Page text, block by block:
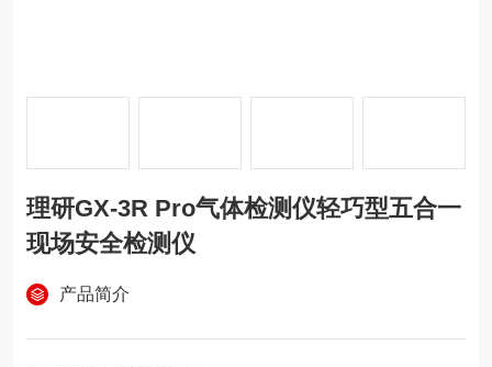
理研GX-3R Pro气体检测仪轻巧型五合一
现场安全检测仪
产品简介